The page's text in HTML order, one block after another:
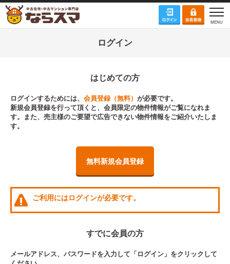
ログイン
はじめての方
ログインするためには、 会員登録（無料） が必要です。
新規会員登録を行って頂くと、会員限定の物件情報がご覧になれま
す。また、売主様のご要望で広告できない物件情報をご紹介いたしま
す。
無料新規会員登録
ご利用にはログインが必要です。
すでに会員の方
メールアドレス、パスワードを入力して「ログイン」をクリックして